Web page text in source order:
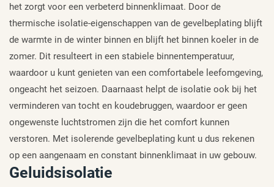
het zorgt voor een verbeterd binnenklimaat. Door de
thermische isolatie-eigenschappen van de gevelbeplating blijft
de warmte in de winter binnen en blijft het binnen koeler in de
zomer. Dit resulteert in een stabiele binnentemperatuur,
waardoor u kunt genieten van een comfortabele leefomgeving,
ongeacht het seizoen. Daarnaast helpt de isolatie ook bij het
verminderen van tocht en koudebruggen, waardoor er geen
ongewenste luchtstromen zijn die het comfort kunnen
verstoren. Met isolerende gevelbeplating kunt u dus rekenen
op een aangenaam en constant binnenklimaat in uw gebouw.
Geluidsisolatie